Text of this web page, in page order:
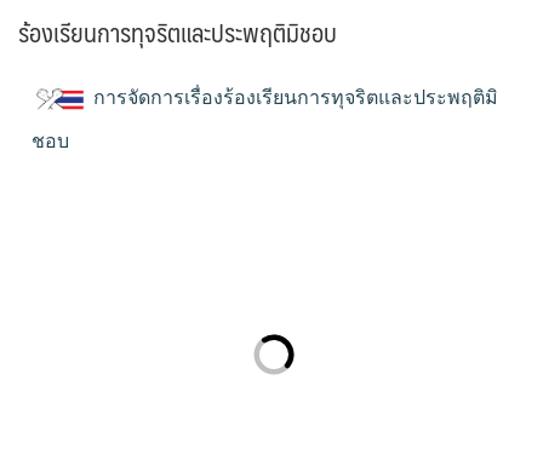
ร้องเรียนการทุจริตและประพฤติมิชอบ
การจัดการเรื่องร้องเรียนการทุจริตและประพฤติมิ
ชอบ